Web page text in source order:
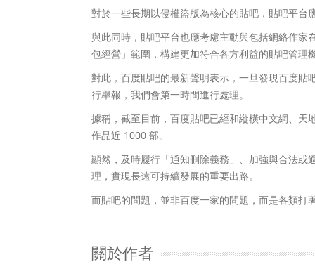
對於一些長期以侵權盜版為核心的貼吧，貼吧平
與此同時，貼吧平台也應考慮主動與包括網絡作
包經營」範圍，構建更加符合各方利益的貼吧管理
對此，百度貼吧的最新聲明表示，一旦發現百度
行舉報，我們會第一時間進行處理。
據稱，截至目前，百度貼吧已經和縱橫中文網、
作品近 1000 部。
顯然，及時履行「通知刪除義務」、加強與合法
理，實現長遠可持續發展的重要出路。
而貼吧的問題，並非百度一家的問題，而是各類打
關於作者